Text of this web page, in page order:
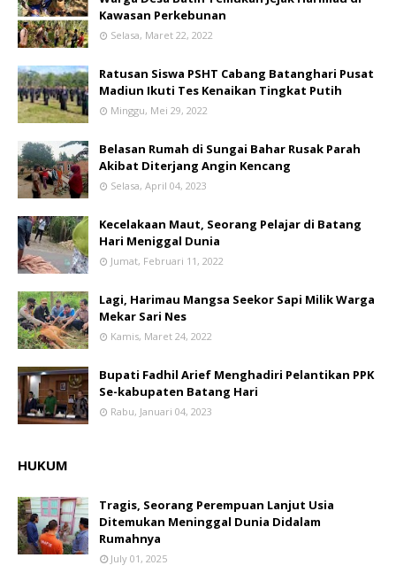
Kawasan Perkebunan
Selasa, Maret 22, 2022
Ratusan Siswa PSHT Cabang Batanghari Pusat
Madiun Ikuti Tes Kenaikan Tingkat Putih
Minggu, Mei 29, 2022
Belasan Rumah di Sungai Bahar Rusak Parah
Akibat Diterjang Angin Kencang
Selasa, April 04, 2023
Kecelakaan Maut, Seorang Pelajar di Batang
Hari Meniggal Dunia
Jumat, Februari 11, 2022
Lagi, Harimau Mangsa Seekor Sapi Milik Warga
Mekar Sari Nes
Kamis, Maret 24, 2022
Bupati Fadhil Arief Menghadiri Pelantikan PPK
Se-kabupaten Batang Hari
Rabu, Januari 04, 2023
HUKUM
Tragis, Seorang Perempuan Lanjut Usia
Ditemukan Meninggal Dunia Didalam
Rumahnya
July 01, 2025